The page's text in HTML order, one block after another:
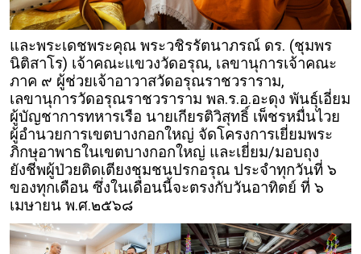
และพระเดชพระคุณ พระวชิรรัตนาภรณ์ ดร. (ชุมพร
นิติสาโร) เจ้าคณะแขวงวัดอรุณ, เลขานุการเจ้าคณะ
ภาค ๙ ผู้ช่วยเจ้าอาวาสวัดอรุณราชวราราม,
เลขานุการวัดอรุณราชวราราม พล.ร.อ.อะดุง พันธุ์เอี่ยม
ผู้บัญชาการทหารเรือ นายเกียรติวิสุทธิ์ เพ็ชรหมื่นไวย
ผู้อำนวยการเขตบางกอกใหญ่ จัดโครงการเยี่ยมพระ
ภิกษุอาพาธในเขตบางกอกใหญ่ และเยี่ยม/มอบถุง
ยังชีพผู้ป่วยติดเตียงชุมชนปรกอรุณ ประจำทุกวันที่ ๖
ของทุกเดือน ซึ่งในเดือนนี้จะตรงกับวันอาทิตย์ ที่ ๖
เมษายน พ.ศ.๒๕๖๘